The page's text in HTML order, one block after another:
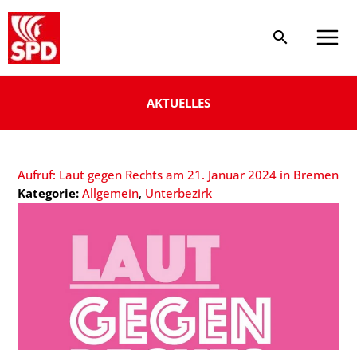
Zum
Inhalt
springen
AKTUELLES
Aufruf: Laut gegen Rechts am 21. Januar 2024 in Bremen
Kategorie: Allgemein, Unterbezirk